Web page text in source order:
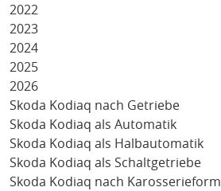
2022
2023
2024
2025
2026
Skoda Kodiaq nach Getriebe
Skoda Kodiaq als Automatik
Skoda Kodiaq als Halbautomatik
Skoda Kodiaq als Schaltgetriebe
Skoda Kodiaq nach Karosserieform